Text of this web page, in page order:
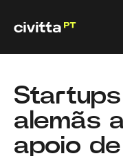
alemãs
apoio